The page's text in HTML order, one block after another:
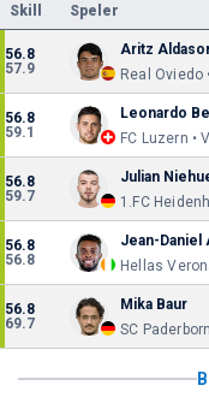
Skill Speler
56.8
57.9
Aritz
Real Oviedo
56.8
59.1
Leonardo
FC Luzern •
56.8
59.7
Julian
1.FC
56.8
56.8
Jean-Daniel
Hellas
56.8
69.7
Mika Baur
SC